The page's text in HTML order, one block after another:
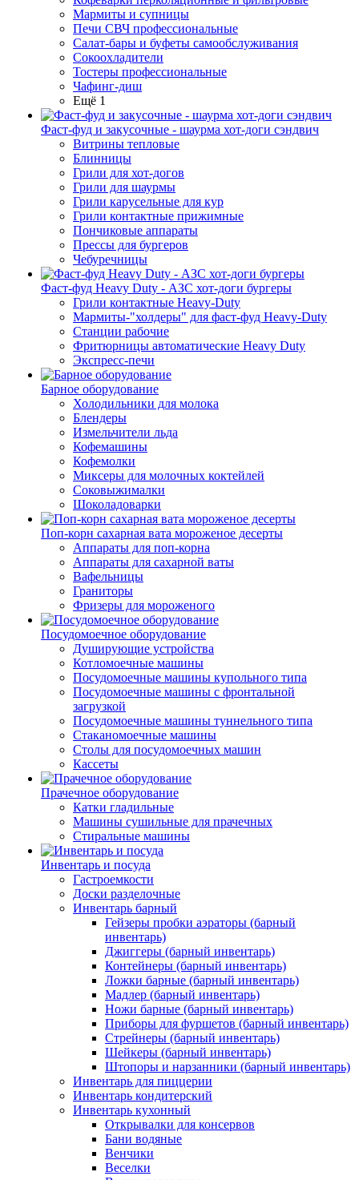
Мармиты и супницы
Печи СВЧ профессиональные
Салат-бары и буфеты самообслуживания
Сокоохладители
Тостеры профессиональные
Чафинг-диш
Ещё 1
Фаст-фуд и закусочные - шаурма хот-доги сэндвич
Витрины тепловые
Блинницы
Грили для хот-догов
Грили для шаурмы
Грили карусельные для кур
Грили контактные прижимные
Пончиковые аппараты
Прессы для бургеров
Чебуречницы
Фаст-фуд Heavy Duty - АЗС хот-доги бургеры
Грили контактные Heavy-Duty
Мармиты-"холдеры" для фаст-фуд Heavy-Duty
Станции рабочие
Фритюрницы автоматические Heavy Duty
Экспресс-печи
Барное оборудование
Холодильники для молока
Блендеры
Измельчители льда
Кофемашины
Кофемолки
Миксеры для молочных коктейлей
Соковыжималки
Шоколадоварки
Поп-корн сахарная вата мороженое десерты
Аппараты для поп-корна
Аппараты для сахарной ваты
Вафельницы
Граниторы
Фризеры для мороженого
Посудомоечное оборудование
Душирующие устройства
Котломоечные машины
Посудомоечные машины купольного типа
Посудомоечные машины с фронтальной
загрузкой
Посудомоечные машины туннельного типа
Стаканомоечные машины
Столы для посудомоечных машин
Кассеты
Прачечное оборудование
Катки гладильные
Машины сушильные для прачечных
Стиральные машины
Инвентарь и посуда
Гастроемкости
Доски разделочные
Инвентарь барный
Гейзеры пробки аэраторы (барный
инвентарь)
Джиггеры (барный инвентарь)
Контейнеры (барный инвентарь)
Ложки барные (барный инвентарь)
Мадлер (барный инвентарь)
Ножи барные (барный инвентарь)
Приборы для фуршетов (барный инвентарь)
Стрейнеры (барный инвентарь)
Шейкеры (барный инвентарь)
Штопоры и нарзанники (барный инвентарь)
Инвентарь для пиццерии
Инвентарь кондитерский
Инвентарь кухонный
Открывалки для консервов
Бани водяные
Венчики
Веселки